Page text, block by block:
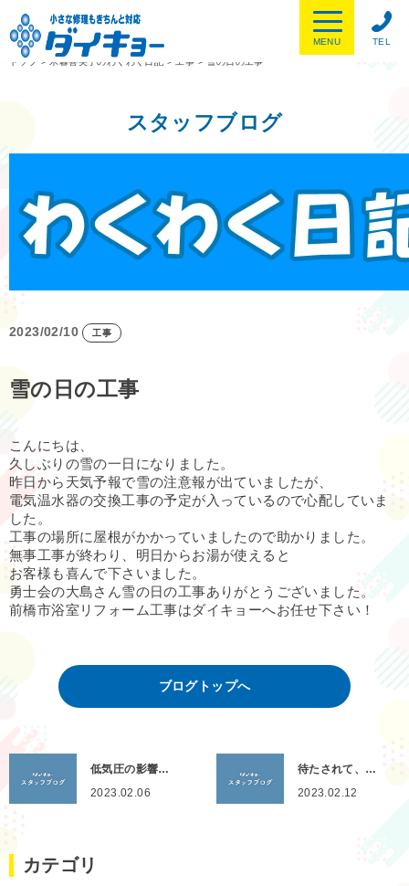
TEL
MENU
トップ
> 木暮喜美子のわくわく日記 > 工事 > 雪の日の工事
スタッフブログ
2023/02/10 工事
雪の日の工事
こんにちは、
久しぶりの雪の一日になりました。
昨日から天気予報で雪の注意報が出ていましたが、
電気温水器の交換工事の予定が入っているので心配していま
した。
工事の場所に屋根がかかっていましたので助かりました。
無事工事が終わり、明日からお湯が使えると
お客様も喜んで下さいました。
勇士会の大島さん雪の日の工事ありがとうございました。
前橋市浴室リフォーム工事はダイキョーへお任せ下さい！
ブログトップへ
低気圧の影響…
2023.02.06
待たされて、…
2023.02.12
カテゴリ